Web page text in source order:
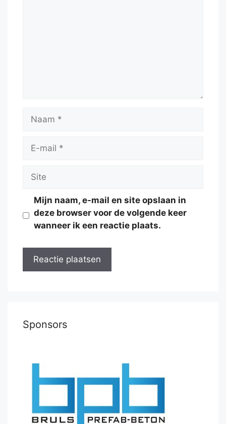
Naam
Site
Mijn naam, e-mail en site opslaan in
deze browser voor de volgende keer
wanneer ik een reactie plaats.
Sponsors